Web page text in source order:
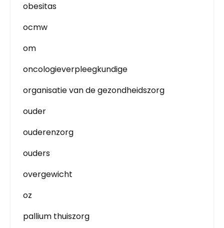
obesitas
ocmw
om
oncologieverpleegkundige
organisatie van de gezondheidszorg
ouder
ouderenzorg
ouders
overgewicht
oz
pallium thuiszorg